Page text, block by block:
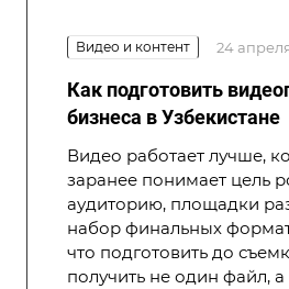
Видео и контент 24
Как подготовить
бизнеса в Узбекистане
Видео работает лучше,
заранее понимает цель
аудиторию, площадки
набор финальных
что подготовить до
получить не один файл,